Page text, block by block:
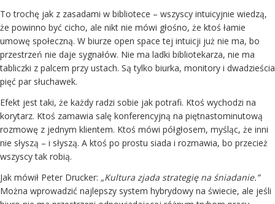
To trochę jak z zasadami w bibliotece – wszyscy intuicyjnie wiedzą,
że powinno być cicho, ale nikt nie mówi głośno, że ktoś łamie
umowę społeczną. W biurze open space tej intuicji już nie ma, bo
przestrzeń nie daje sygnałów. Nie ma ladki bibliotekarza, nie ma
tabliczki z palcem przy ustach. Są tylko biurka, monitory i dwadzieścia
pięć par słuchawek.
Efekt jest taki, że każdy radzi sobie jak potrafi. Ktoś wychodzi na
korytarz. Ktoś zamawia salę konferencyjną na piętnastominutową
rozmowę z jednym klientem. Ktoś mówi półgłosem, myśląc, że inni
nie słyszą – i słyszą. A ktoś po prostu siada i rozmawia, bo przecież
wszyscy tak robią.
Jak mówił Peter Drucker: „Kultura zjada strategię na śniadanie.”
Można wprowadzić najlepszy system hybrydowy na świecie, ale jeśli